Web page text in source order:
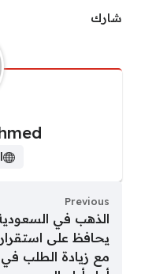
شارك
Previous
الذهب في
يحافظ على
مع زيادة الطلب في